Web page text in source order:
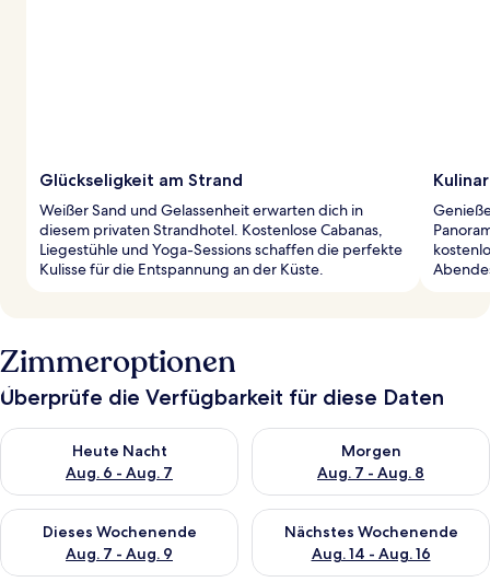
Glückseligkeit am Strand
Weißer Sand und Gelassenheit erwarten dich in
diesem privaten Strandhotel. Kostenlose Cabanas,
Liegestühle und Yoga-Sessions schaffen die perfekte
Kulisse für die Entspannung an der Küste.
Zimmeroptionen
Überprüfe die Verfügbarkeit für diese Daten
Heute Nacht
Aug. 6 - Aug. 7
Überprüfe die Verfügbarkeit für heute Nacht, Aug. 6 - Aug. 7.
Morgen
Aug. 7 - Aug. 8
Überprüfe die Verfügbarkeit
Dieses Wochenende
Aug. 7 - Aug. 9
Überprüfe die Verfügbarkeit für dieses Wochenende, Aug. 7
Nächstes Wochenende
Aug. 14 - Aug. 16
Überprüfe die Verfügbarkeit